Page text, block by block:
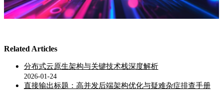
Related Articles
分布式云原生架构与关键技术栈深度解析
2026-01-24
直接输出标题：高并发后端架构优化与疑难杂症排查手册